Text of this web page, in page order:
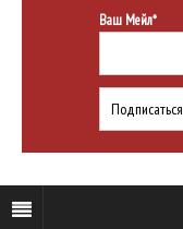
Ваш Мейл*